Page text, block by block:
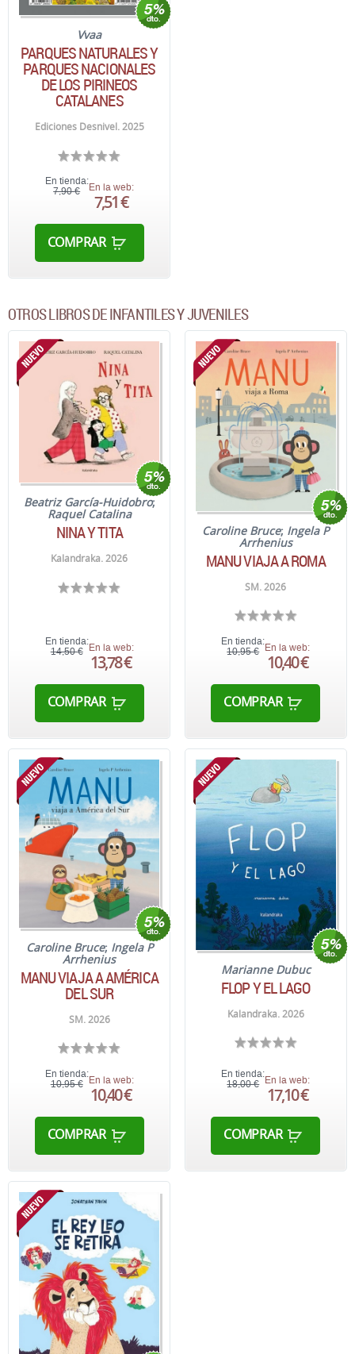
Vvaa
PARQUES NATURALES Y
PARQUES NACIONALES
DE LOS PIRINEOS
CATALANES
Ediciones Desnivel. 2025
En tienda:
7,90 €
En la web:
7,51 €
COMPRAR
OTROS LIBROS DE INFANTILES Y JUVENILES
Beatriz García-Huidobro;
Raquel Catalina
NINA Y TITA
Kalandraka. 2026
En tienda:
14,50 € En la web:
13,78 €
COMPRAR
Caroline Bruce; Ingela P
Arrhenius
MANU VIAJA A ROMA
SM. 2026
En tienda:
10,95 € En la web:
10,40 €
COMPRAR
Caroline Bruce; Ingela P
Arrhenius
MANU VIAJA A AMÉRICA
DEL SUR
SM. 2026
En tienda:
10,95 € En la web:
10,40 €
COMPRAR
Marianne Dubuc
FLOP Y EL LAGO
Kalandraka. 2026
En tienda:
18,00 € En la web:
17,10 €
COMPRAR